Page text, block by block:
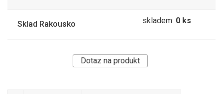
Sklad Rakousko skladem: 0 ks
Dotaz na produkt